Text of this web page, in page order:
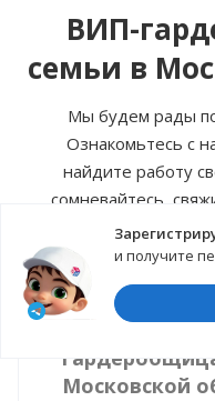
ВИП-
семьи в
и получите
Мы будем рады
Ознакомьтесь с
найдите работу
сомневайтесь,
Вакансия №
Московской